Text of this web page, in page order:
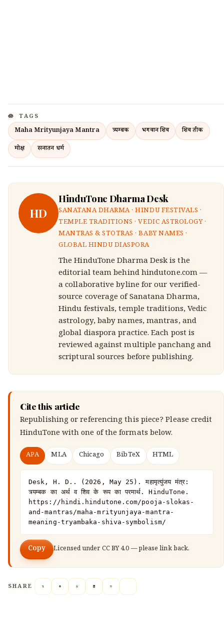
TAGS
Maha Mrityunjaya Mantra त्र्यम्बक भगवान शिव
शिव प्रतीक
मोक्ष
सनातन धर्म
HD
HinduTone Dharma Desk
SANATANA DHARMA · HINDU FESTIVALS ·
TEMPLE TRADITIONS · VEDIC ASTROLOGY ·
MANTRAS & STOTRAS · BABY NAMES ·
GLOBAL HINDU DIASPORA
The HinduTone Dharma Desk is the
editorial team behind hindutone.com —
a collaborative byline for our verified-
source coverage of Sanatana Dharma,
Hindu festivals, temple traditions, Vedic
astrology, baby names, mantras, and
global diaspora practice. Each post is
reviewed against multiple panchang and
scriptural sources before publishing.
Cite this article
Republishing or referencing this piece? Please credit
HinduTone with one of the formats below.
APA MLA Chicago BibTeX HTML
Desk, H. D.. (2026, May 25). महामृत्युंजय मंत्र:
त्र्यम्बक का अर्थ व शिव के रूप का परमार्थ. HinduTone.
https://hindi.hindutone.com/pooja-slokas-
and-mantras/maha-mrityunjaya-mantra-
meaning-tryambaka-shiva-symbolism/
Copy Licensed under CC BY 4.0 — please link back.
SHARE